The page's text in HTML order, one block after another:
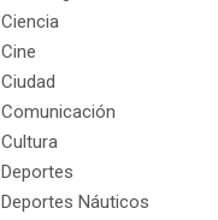
Ciencia
Cine
Ciudad
Comunicación
Cultura
Deportes
Deportes Náuticos